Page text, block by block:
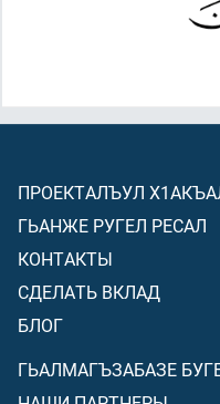
ПРОЕКТАЛЪУЛ
ГЬАНЖЕ РУГЕЛ РЕСАЛ
КОНТАКТЫ
СДЕЛАТЬ ВКЛАД
БЛОГ
ГЬАЛМАГЪЗАБАЗЕ